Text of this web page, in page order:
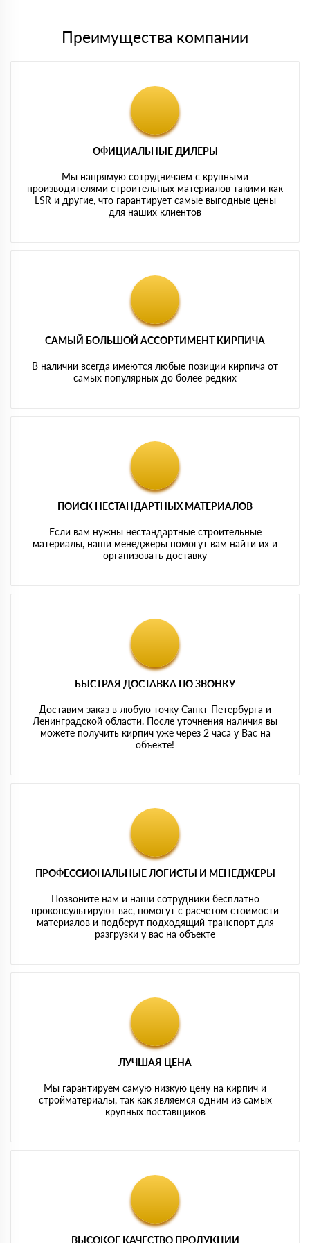
Преимущества компании
ОФИЦИАЛЬНЫЕ ДИЛЕРЫ
Мы напрямую сотрудничаем с крупными
производителями строительных материалов такими как
LSR и другие, что гарантирует самые выгодные цены
для наших клиентов
САМЫЙ БОЛЬШОЙ АССОРТИМЕНТ КИРПИЧА
В наличии всегда имеются любые позиции кирпича от
самых популярных до более редких
ПОИСК НЕСТАНДАРТНЫХ МАТЕРИАЛОВ
Если вам нужны нестандартные строительные
материалы, наши менеджеры помогут вам найти их и
организовать доставку
БЫСТРАЯ ДОСТАВКА ПО ЗВОНКУ
Доставим заказ в любую точку Санкт-Петербурга и
Ленинградской области. После уточнения наличия вы
можете получить кирпич уже через 2 часа у Вас на
объекте!
ПРОФЕССИОНАЛЬНЫЕ ЛОГИСТЫ И МЕНЕДЖЕРЫ
Позвоните нам и наши сотрудники бесплатно
проконсультируют вас, помогут с расчетом стоимости
материалов и подберут подходящий транспорт для
разгрузки у вас на объекте
ЛУЧШАЯ ЦЕНА
Мы гарантируем самую низкую цену на кирпич и
стройматериалы, так как являемся одним из самых
крупных поставщиков
ВЫСОКОЕ КАЧЕСТВО ПРОДУКЦИИ